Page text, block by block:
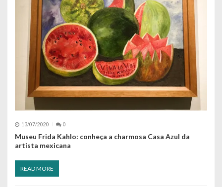
13/07/2020 0
Museu Frida Kahlo: conheça a charmosa Casa Azul da
artista mexicana
READ MORE